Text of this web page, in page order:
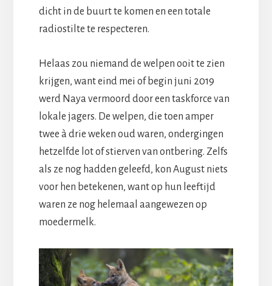
dicht in de buurt te komen en een totale
radiostilte te respecteren.
Helaas zou niemand de welpen ooit te zien
krijgen, want eind mei of begin juni 2019
werd Naya vermoord door een taskforce van
lokale jagers. De welpen, die toen amper
twee à drie weken oud waren, ondergingen
hetzelfde lot of stierven van ontbering. Zelfs
als ze nog hadden geleefd, kon August niets
voor hen betekenen, want op hun leeftijd
waren ze nog helemaal aangewezen op
moedermelk.